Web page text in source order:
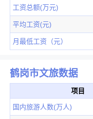
工资总额(万元)
平均工资(元)
月最低工资（元）
鹤岗市文旅数据
项目
国内旅游人数(万人)